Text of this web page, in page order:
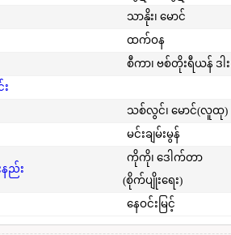
သာနိုး၊ မောင်
ထက်ဝန
စီကာ၊ ဗစ်တိုးရီယန် ဒါး
သစ်လွင်၊ မောင်(လူထု)
မင်းချမ်းမွန်
ည်း
ကိုကို၊ ဒေါက်တာ
(စိုက်ပျိုးရေး)
နေဝင်းမြင့်